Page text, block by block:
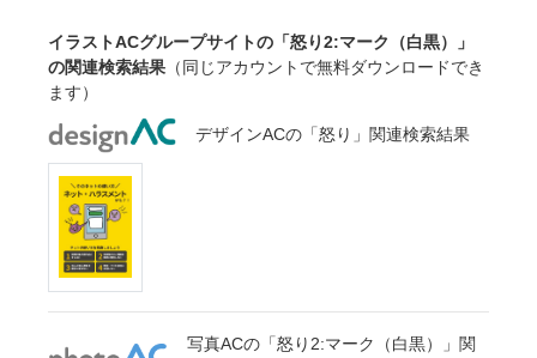
イラストACグループサイトの「怒り2:マーク（白黒）」
の関連検索結果 （同じアカウントで無料ダウンロードでき
ます）
デザインACの「怒り」関連検索結果
写真ACの「怒り2:マーク（白黒）」関